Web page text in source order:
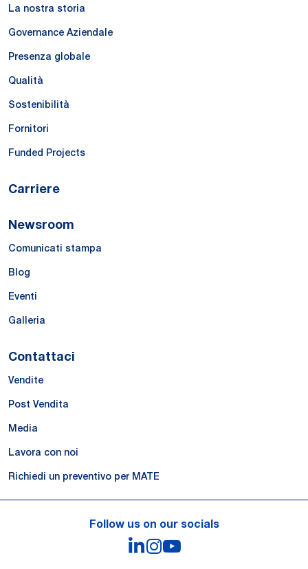
La nostra storia
Governance Aziendale
Presenza globale
Qualità
Sostenibilità
Fornitori
Funded Projects
Carriere
Newsroom
Comunicati stampa
Blog
Eventi
Galleria
Contattaci
Vendite
Post Vendita
Media
Lavora con noi
Richiedi un preventivo per MATE
Follow us on our socials
LinkedIn
Instagram